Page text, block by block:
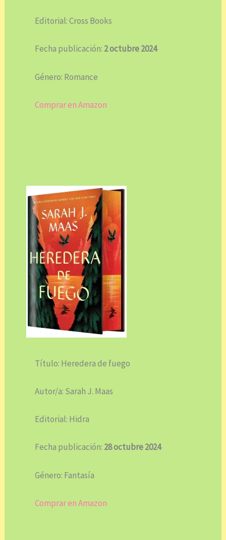
Editorial: Cross Books
Fecha publicación: 2 octubre 2024
Género: Romance
Comprar en Amazon
Título: Heredera de fuego
Autor/a: Sarah J. Maas
Editorial: Hidra
Fecha publicación: 28 octubre 2024
Género: Fantasía
Comprar en Amazon